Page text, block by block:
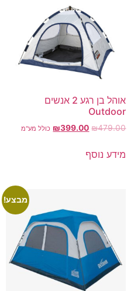
אוהל בן רגע 2 אנשים
Outdoor
₪479.00
₪399.00 כולל מע"מ
מידע נוסף
מבצע!